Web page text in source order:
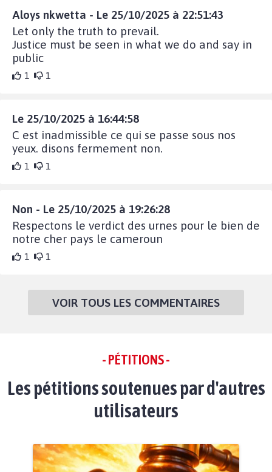
Aloys nkwetta - Le 25/10/2025 à 22:51:43
Let only the truth to prevail.
Justice must be seen in what we do and say in
public
1 1
Le 25/10/2025 à 16:44:58
C est inadmissible ce qui se passe sous nos
yeux. disons fermement non.
1 1
Non - Le 25/10/2025 à 19:26:28
Respectons le verdict des urnes pour le bien de
notre cher pays le cameroun
1 1
VOIR TOUS LES COMMENTAIRES
- PÉTITIONS -
Les pétitions soutenues par d'autres
utilisateurs